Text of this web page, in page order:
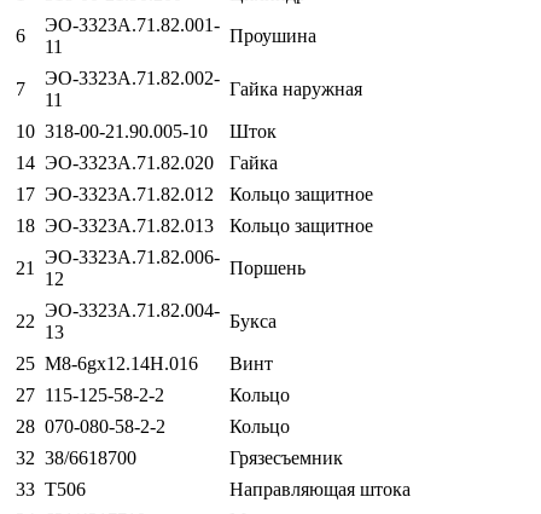
6
ЭО-3323А.71.82.001-
11
Проушина
7
ЭО-3323А.71.82.002-
11
Гайка наружная
10 318-00-21.90.005-10
Шток
14 ЭО-3323А.71.82.020
Гайка
17 ЭО-3323А.71.82.012
Кольцо защитное
18 ЭО-3323А.71.82.013 Кольцо защитное
21
ЭО-3323А.71.82.006-
12
Поршень
22
ЭО-3323А.71.82.004-
13
Букса
25 М8-6gх12.14Н.016
Винт
27 115-125-58-2-2
Кольцо
28 070-080-58-2-2
Кольцо
32 38/6618700
Грязесъемник
33 Т506
Направляющая штока